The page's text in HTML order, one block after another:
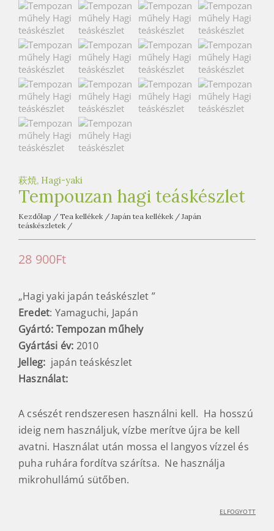
t
e
a
h
á
z
萩焼, Hagi-yaki
Tempouzan hagi teáskészlet
Kezdőlap / Tea kellékek / Japán tea kellékek / Japán
teáskészletek /
28 900Ft
„Hagi yaki japán teáskészlet ”
Eredet: Yamaguchi, Japán
Gyártó: Tempozan műhely
Gyártási év: 2010
Jelleg: japán teáskészlet
Használat:
A csészét rendszeresen használni kell. Ha hosszú
ideig nem használjuk, vízbe merítve újra be kell
avatni. Használat után mossa el langyos vízzel és
puha ruhára fordítva szárítsa. Ne használja
mikrohullámú sütőben.
ELFOGYOTT